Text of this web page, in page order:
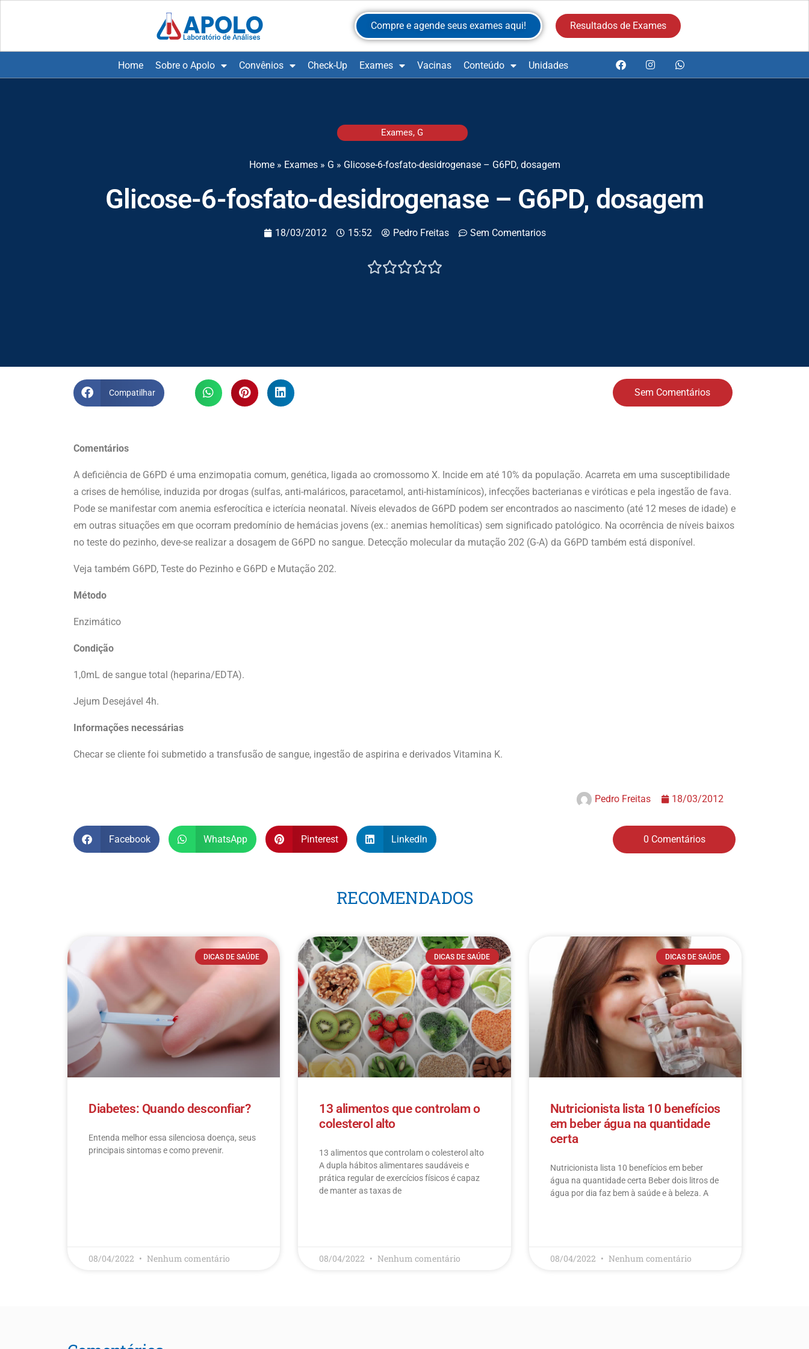
Compre e agende seus exames aqui! Resultados de Exames
Home Sobre o Apolo Convênios Check-Up Exames Vacinas Conteúdo Unidades
Exames, G
Home» Exames» G » Glicose-6-fosfato-desidrogenase – G6PD, dosagem
Glicose-6-fosfato-desidrogenase – G6PD, dosagem
18/03/2012 15:52 Pedro Freitas Sem Comentarios

Compatilhar Sem Comentários
Comentários
A deficiência de G6PD é uma enzimopatia comum, genética, ligada ao cromossomo X. Incide em até 10% da população. Acarreta em uma susceptibilidade
a crises de hemólise, induzida por drogas (sulfas, anti-maláricos, paracetamol, anti-histamínicos), infecções bacterianas e viróticas e pela ingestão de fava.
Pode se manifestar com anemia esferocítica e icterícia neonatal. Níveis elevados de G6PD podem ser encontrados ao nascimento (até 12 meses de idade) e
em outras situações em que ocorram predomínio de hemácias jovens (ex.: anemias hemolíticas) sem significado patológico. Na ocorrência de níveis baixos
no teste do pezinho, deve-se realizar a dosagem de G6PD no sangue. Detecção molecular da mutação 202 (G-A) da G6PD também está disponível.
Veja também G6PD, Teste do Pezinho e G6PD e Mutação 202.
Método
Enzimático
Condição
1,0mL de sangue total (heparina/EDTA).
Jejum Desejável 4h.
Informações necessárias
Checar se cliente foi submetido a transfusão de sangue, ingestão de aspirina e derivados Vitamina K.
Pedro Freitas 18/03/2012
Facebook WhatsApp Pinterest LinkedIn 0 Comentários
RECOMENDADOS
DICAS DE SAÚDE
Diabetes: Quando desconfiar?
Entenda melhor essa silenciosa doença, seus
principais sintomas e como prevenir.
08/04/2022 Nenhum comentário
DICAS DE SAÚDE
13 alimentos que controlam o
colesterol alto
13 alimentos que controlam o colesterol alto​
A dupla hábitos alimentares saudáveis e
prática regular de exercícios físicos é capaz
de manter as taxas de
08/04/2022 Nenhum comentário
DICAS DE SAÚDE
Nutricionista lista 10 benefícios
em beber água na quantidade
certa
Nutricionista lista 10 benefícios em beber
água na quantidade certa Beber dois litros de
água por dia faz bem à saúde e à beleza. A
08/04/2022 Nenhum comentário